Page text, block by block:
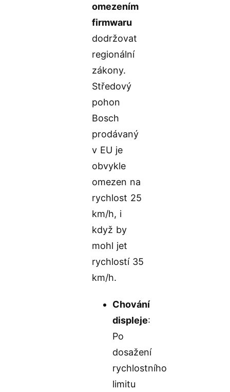
omezením
firmwaru
dodržovat
regionální
zákony.
Středový
pohon
Bosch
prodávaný
v EU je
obvykle
omezen na
rychlost 25
km/h, i
když by
mohl jet
rychlostí 35
km/h.
Chování
displeje:
Po
dosažení
rychlostního
limitu